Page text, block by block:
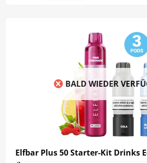
BALD WIEDER
Elfbar Plus 50 Starter-Kit Drinks